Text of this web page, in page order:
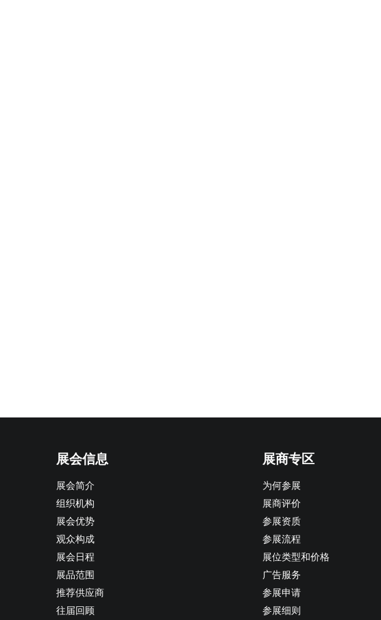
展会信息
展会简介
组织机构
展会优势
观众构成
展会日程
展品范围
推荐供应商
往届回顾
展商专区
为何参展
展商评价
参展资质
参展流程
展位类型和价格
广告服务
参展申请
参展细则